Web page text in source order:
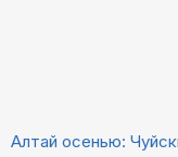
Алтай осенью: